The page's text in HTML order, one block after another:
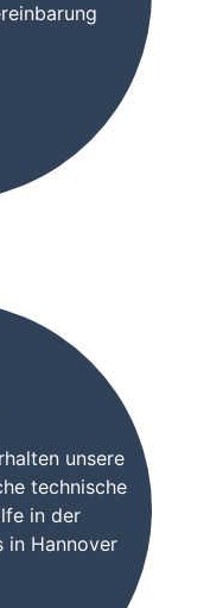
unsere
technische
in der
in Hannover